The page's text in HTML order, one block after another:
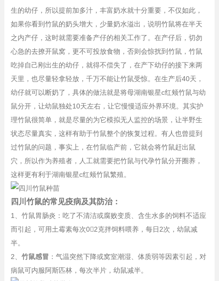
生的幼仔，所以提前加多汁，丰富奶水就十分重要，不仅如此，
如果你看到竹鼠的奶头增大，少量奶水溢出，说明竹鼠将在半天
之内产仔，这时就需要准备产仔的相关工作了。在产仔后，切勿
心急的去撩开鼠窝，更不可投放食物，否则会惊扰到竹鼠，竹鼠
吃掉自己刚出生的幼仔，就得不偿失了，在产下幼仔的接下来两
天里，也尽量轻拿轻放，千万不能让竹鼠受惊。在生产后40天，
幼仔就可以断奶了，具体的做法就是将母湖南银星c红颊竹鼠与幼
鼠分开，让幼鼠独处10天左右，让它慢慢适应外界环境。其实护
理竹鼠很简单，就是尽量的为它模拟无人监控的场景，让半野生
状态尽量真实，这样有助于竹鼠整个的恢复过程。有人也曾提到
过竹鼠的问题，事实上，在竹鼠临产前，它就会将竹鼠赶出鼠
穴，所以作为养殖者，人工就需要把竹鼠与代孕竹鼠分开圈养，
这样更有利于湖南银星c红颊竹鼠繁殖。
四川竹鼠的常见疫病及其防治：
1、竹鼠胃肠炎：吃了不清洁或腐败变质、含生水多的饲料不适应
而引起，可用土霉素每次02克拌饲料喂养，每日2次，幼鼠减
半。
2、 竹鼠感冒 ：气温突然下降或窝室潮湿、体质弱等因素引起，对
病鼠可内服阿斯匹林，每次半片，幼鼠减半。